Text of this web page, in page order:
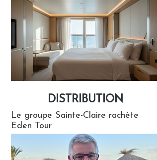
DISTRIBUTION
Le groupe Sainte-Claire rachète
Eden Tour